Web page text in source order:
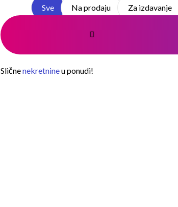
Sve Na prodaju Za izdavanje
Sličnenekretnineu ponudi!